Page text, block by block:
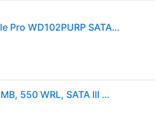
10 TB kiintolevy 8,9cm (3.5 ) WD-Purple Pro WD102PURP SATA3 256
WD Purple Pro 3.5" 10 Tt, 7200 RPM, 512 MB, 550 WRL, SATA III -kovalevy (valvontakäyttöön)